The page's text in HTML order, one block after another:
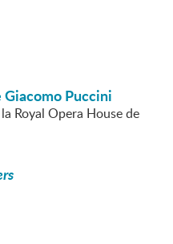
Giacomo Puccini
Royal Opera House de